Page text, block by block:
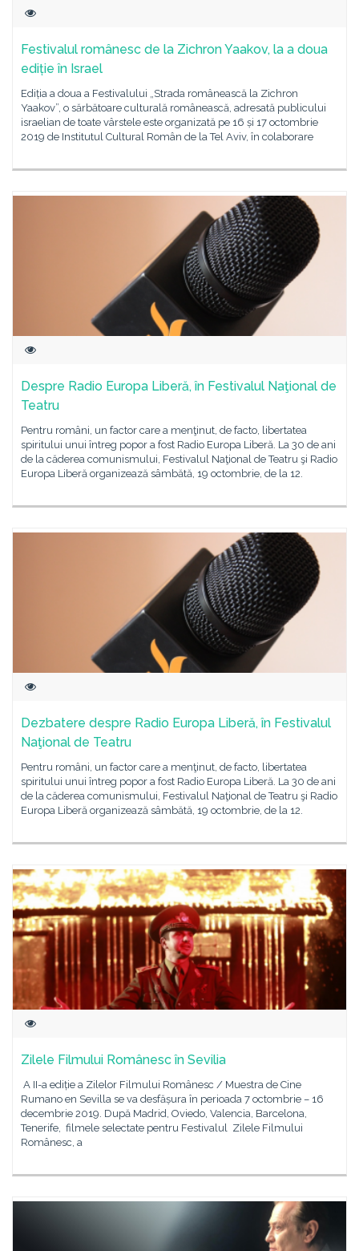
Festivalul românesc de la Zichron Yaakov, la a doua
ediție în Israel
Ediția a doua a Festivalului „Strada românească la Zichron
Yaakov”, o sărbătoare culturală românească, adresată publicului
israelian de toate vârstele este organizată pe 16 și 17 octombrie
2019 de Institutul Cultural Român de la Tel Aviv, în colaborare
Despre Radio Europa Liberă, în Festivalul Naţional de
Teatru
Pentru români, un factor care a menţinut, de facto, libertatea
spiritului unui întreg popor a fost Radio Europa Liberă. La 30 de ani
de la căderea comunismului, Festivalul Naţional de Teatru şi Radio
Europa Liberă organizează sâmbătă, 19 octombrie, de la 12.
Dezbatere despre Radio Europa Liberă, în Festivalul
Naţional de Teatru
Pentru români, un factor care a menţinut, de facto, libertatea
spiritului unui întreg popor a fost Radio Europa Liberă. La 30 de ani
de la căderea comunismului, Festivalul Naţional de Teatru şi Radio
Europa Liberă organizează sâmbătă, 19 octombrie, de la 12.
Zilele Filmului Românesc în Sevilia
A II-a ediție a Zilelor Filmului Românesc / Muestra de Cine
Rumano en Sevilla se va desfășura în perioada 7 octombrie – 16
decembrie 2019. După Madrid, Oviedo, Valencia, Barcelona,
Tenerife, filmele selectate pentru Festivalul Zilele Filmului
Românesc, a